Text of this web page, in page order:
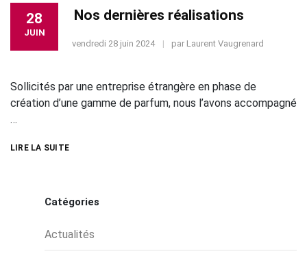
28
JUIN
Nos dernières réalisations
vendredi 28 juin 2024 par Laurent Vaugrenard
Sollicités par une entreprise étrangère en phase de
création d’une gamme de parfum, nous l’avons accompagné
…
LIRE LA SUITE
Catégories
Actualités